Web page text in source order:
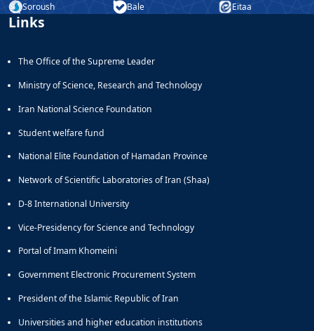
Soroush Bale Eitaa
Links
The Office of the Supreme Leader
Ministry of Science, Research and Technology
Iran National Science Foundation
Student welfare fund
National Elite Foundation of Hamadan Province
Network of Scientific Laboratories of Iran (Shaa)
D-8 International University
Vice-Presidency for Science and Technology
Portal of Imam Khomeini
Government Electronic Procurement System
President of the Islamic Republic of Iran
Universities and higher education institutions